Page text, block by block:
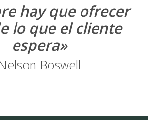
hay que ofrecer
lo que el cliente
espera»
Boswell